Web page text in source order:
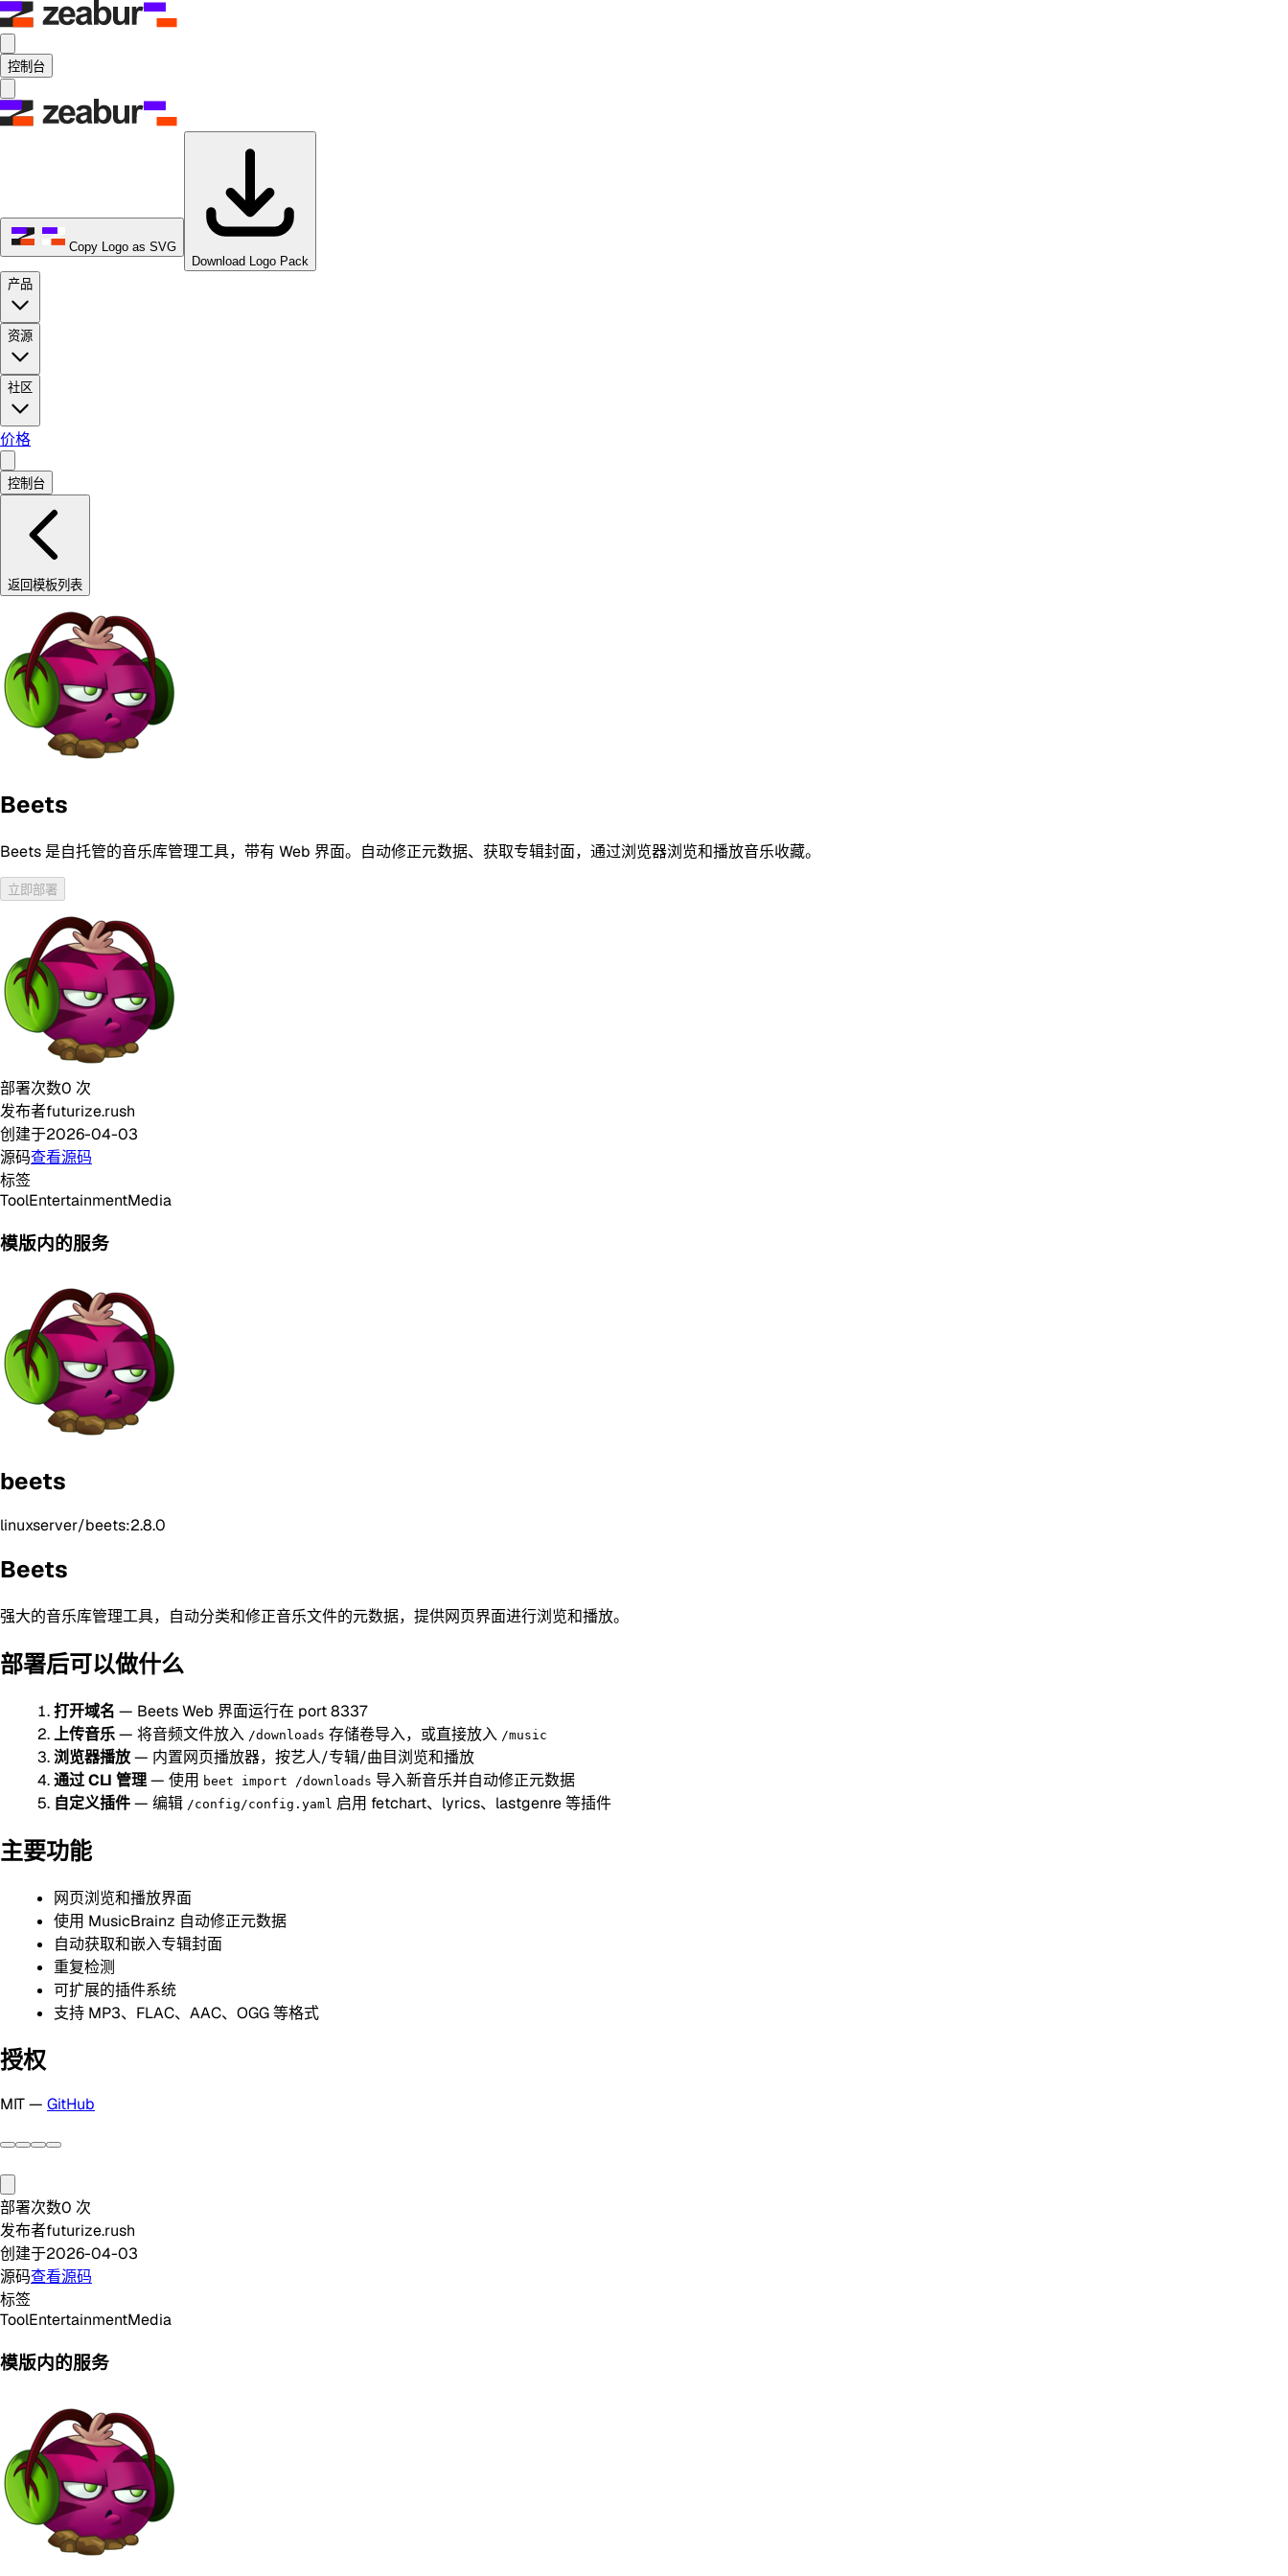
控制台
Copy Logo as SVG
Download Logo Pack
产品
资源
社区
价格
控制台
返回模板列表
Beets
Beets 是自托管的音乐库管理工具，带有 Web 界面。自动修正元数据、获取专辑封面，通过浏览器浏览和播放音乐收藏。
立即部署
部署次数0 次
发布者futurize.rush
创建于2026-04-03
源码查看源码
标签
ToolEntertainmentMedia
模版内的服务
beets
linuxserver/beets:2.8.0
Beets
强大的音乐库管理工具，自动分类和修正音乐文件的元数据，提供网页界面进行浏览和播放。
部署后可以做什么
打开域名 — Beets Web 界面运行在 port 8337
上传音乐— 将音频文件放入 /downloads 存储卷导入，或直接放入 /music
浏览器播放— 内置网页播放器，按艺人/专辑/曲目浏览和播放
通过 CLI 管理— 使用 beet import /downloads 导入新音乐并自动修正元数据
自定义插件— 编辑 /config/config.yaml 启用 fetchart、lyrics、lastgenre 等插件
主要功能
网页浏览和播放界面
使用 MusicBrainz 自动修正元数据
自动获取和嵌入专辑封面
重复检测
可扩展的插件系统
支持 MP3、FLAC、AAC、OGG 等格式
授权
MIT — GitHub
部署次数0 次
发布者futurize.rush
创建于2026-04-03
源码查看源码
标签
ToolEntertainmentMedia
模版内的服务